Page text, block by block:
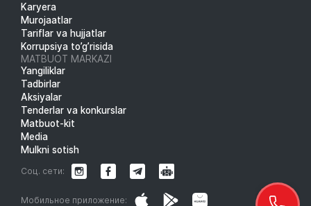
Karyera
Murojaatlar
Tariflar va hujjatlar
Korrupsiya to’g’risida
MATBUOT MARKAZI
Yangiliklar
Tadbirlar
Aksiyalar
Tenderlar va konkurslar
Matbuot-kit
Media
Mulkni sotish
Мобильное приложение:
Соц. сети: